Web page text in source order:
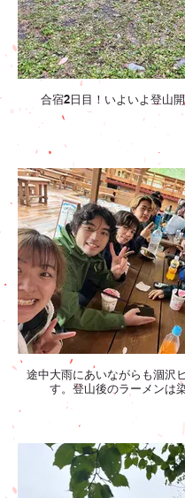
合宿2日目！いよいよ登山
途中大雨にあいながらも涸沢
す。登山後のラーメンは